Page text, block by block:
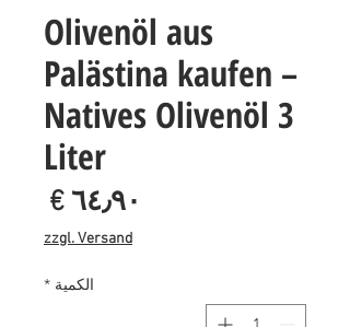
Olivenöl aus
Palästina kaufen –
Natives Olivenöl 3
Liter
zzgl. Versand
الكمية *